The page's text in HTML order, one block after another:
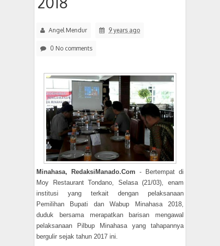
Angel Mendur 9 years ago
0 No comments
Minahasa, RedaksiManado.Com - Bertempat di
Moy Restaurant Tondano, Selasa (21/03), enam
institusi yang terkait dengan pelaksanaan
Pemilihan Bupati dan Wabup Minahasa 2018,
duduk bersama merapatkan barisan mengawal
pelaksanaan Pilbup Minahasa yang tahapannya
bergulir sejak tahun 2017 ini.